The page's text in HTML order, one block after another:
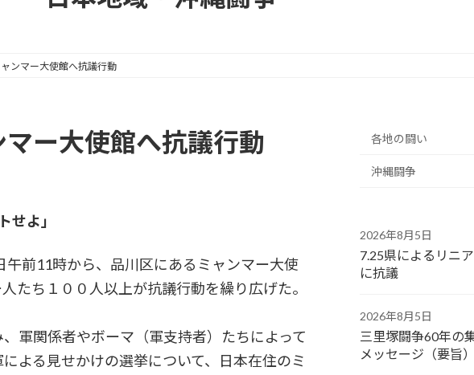
ンマー大使館へ抗議行動
ー大使館へ抗議行動
せよ」
前11時から、品川区にあるミャンマー大使
たち１００人以上が抗議行動を繰り広げた。
軍関係者やボーマ（軍支持者）たちによって
よる見せかけの選挙について、日本在住のミ
各地の闘い
沖縄闘争
2026年8月5日
7.25県によるリニ
に抗議
2026年8月5日
三里塚闘争60年
メッセージ（要旨）